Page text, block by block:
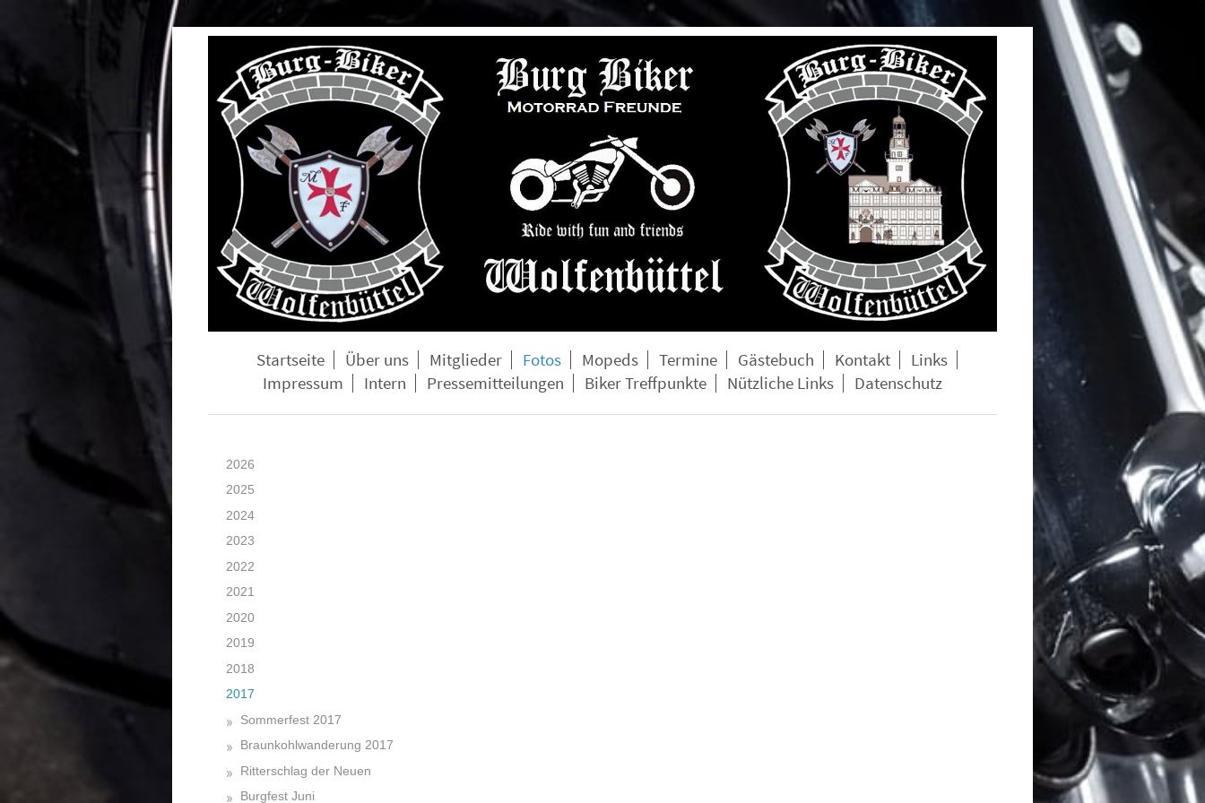
Startseite Über uns Mitglieder Fotos Mopeds Termine Gästebuch Kontakt
Links
Impressum
Intern Pressemitteilungen Biker Treffpunkte Nützliche Links Datenschutz
2026
2025
2024
2023
2022
2021
2020
2019
2018
2017
Sommerfest 2017
Braunkohlwanderung 2017
Ritterschlag der Neuen
Burgfest Juni